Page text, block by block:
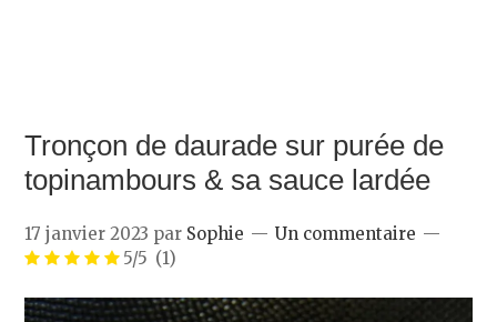
Tronçon de daurade sur purée de
topinambours & sa sauce lardée
17 janvier 2023 par Sophie
Un commentaire
5/5 (1)